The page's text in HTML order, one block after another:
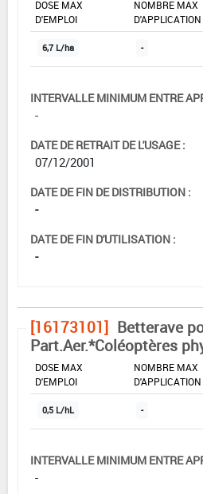
DOSE MAX
D'EMPLOI
NOMBRE MAX
D'APPLICATION
6,7 L/ha -
INTERVALLE MINIMUM ENTRE
-
DATE DE RETRAIT DE L'USAGE :
07/12/2001
DATE DE FIN DE DISTRIBUTION :
-
DATE DE FIN D'UTILISATION :
-
[16173101] Betterave
Part.Aer.*Coléoptères
DOSE MAX
D'EMPLOI
NOMBRE MAX
D'APPLICATION
0,5 L/hL -
INTERVALLE MINIMUM ENTRE
-